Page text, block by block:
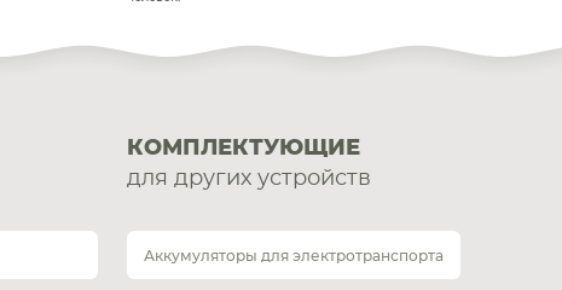
КОМПЛЕКТУЮЩИЕ
для других устройств
Аккумуляторы для электротранспорта